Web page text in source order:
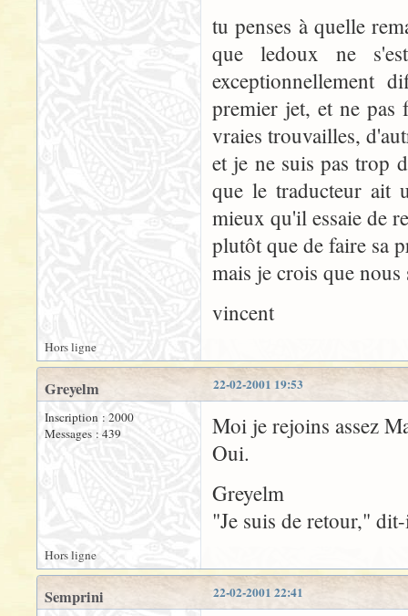
tu penses à quelle
que ledoux ne
exceptionnellement
premier jet, et ne pas
vraies trouvailles,
et je ne suis pas trop
que le traducteur ait
mieux qu'il essaie de
plutôt que de faire sa
mais je crois que
vincent
Hors ligne
22-02-2001 19:53
Greyelm
Inscription : 2000
Messages : 439
Moi je rejoins assez
Oui.
Greyelm
"Je suis de retour,"
Hors ligne
22-02-2001 22:41
Semprini